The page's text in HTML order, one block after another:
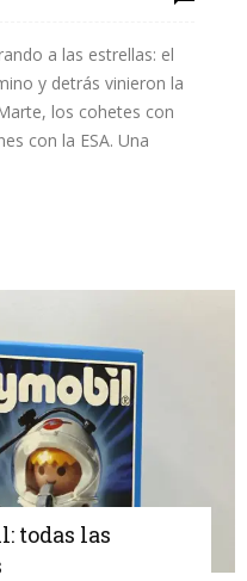
a las estrellas: el
y detrás vinieron la
los cohetes con
con la ESA. Una
todas las